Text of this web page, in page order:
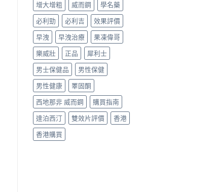
增大增粗
威而鋼
學名藥
必利勁
必利吉
效果評價
早洩
早洩治療
果凍偉哥
樂威壯
正品
犀利士
男士保健品
男性保健
男性健康
睪固酮
西地那非 威而鋼
購買指南
達泊西汀
雙效片評價
香港
香港購買